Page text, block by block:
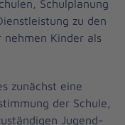
Schulplanung
zu den
Kinder als
zunächst eine
der Schule,
Jugend-